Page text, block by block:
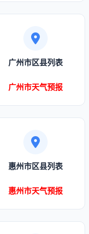
广州市区县列表
广州市天气预报
惠州市区县列表
惠州市天气预报